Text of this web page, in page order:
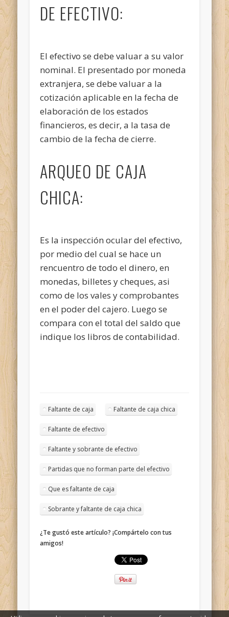
DE EFECTIVO:
El efectivo se debe valuar a su valor
nominal. El presentado por moneda
extranjera, se debe valuar a la
cotización aplicable en la fecha de
elaboración de los estados
financieros, es decir, a la tasa de
cambio de la fecha de cierre.
ARQUEO DE CAJA
CHICA:
Es la inspección ocular del efectivo,
por medio del cual se hace un
rencuentro de todo el dinero, en
monedas, billetes y cheques, asi
como de los vales y comprobantes
en el poder del cajero. Luego se
compara con el total del saldo que
indique los libros de contabilidad.
Faltante de caja Faltante de caja chica
Faltante de efectivo
Faltante y sobrante de efectivo
Partidas que no forman parte del efectivo
Que es faltante de caja
Sobrante y faltante de caja chica
¿Te gustó este artículo? ¡Compártelo con tus
amigos!